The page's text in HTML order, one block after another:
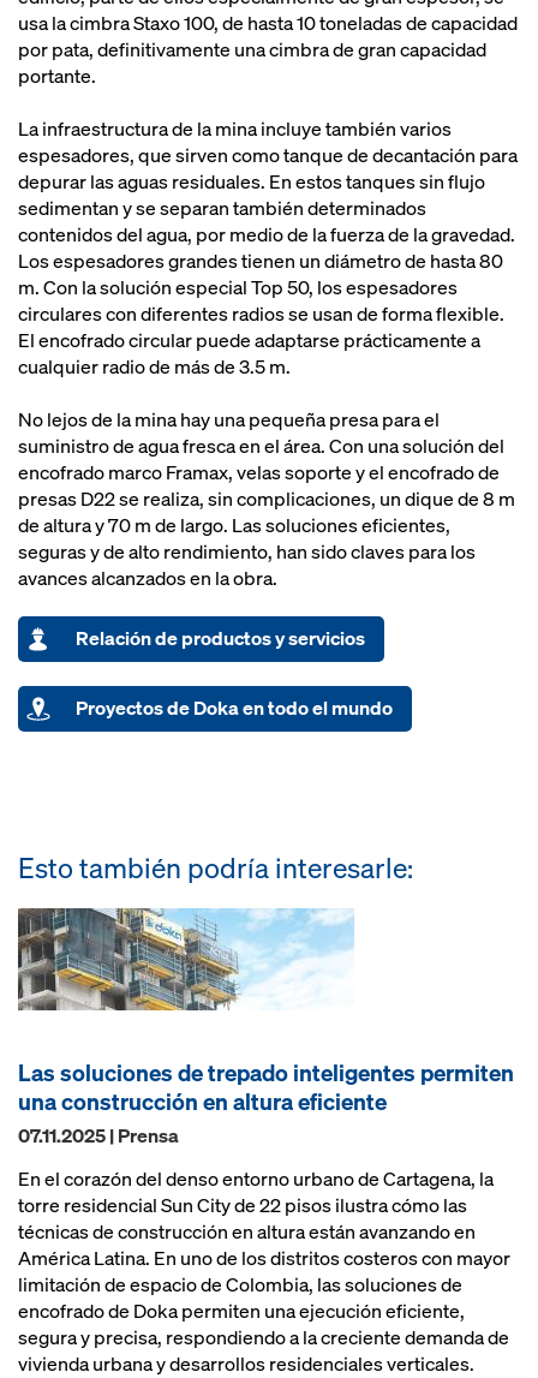
usa la cimbra Staxo 100, de hasta 10 toneladas de capacidad
por pata, definitivamente una cimbra de gran capacidad
portante.
La infraestructura de la mina incluye también varios
espesadores, que sirven como tanque de decantación para
depurar las aguas residuales. En estos tanques sin flujo
sedimentan y se separan también determinados
contenidos del agua, por medio de la fuerza de la gravedad.
Los espesadores grandes tienen un diámetro de hasta 80
m. Con la solución especial Top 50, los espesadores
circulares con diferentes radios se usan de forma flexible.
El encofrado circular puede adaptarse prácticamente a
cualquier radio de más de 3.5 m.
No lejos de la mina hay una pequeña presa para el
suministro de agua fresca en el área. Con una solución del
encofrado marco Framax, velas soporte y el encofrado de
presas D22 se realiza, sin complicaciones, un dique de 8 m
de altura y 70 m de largo. Las soluciones eficientes,
seguras y de alto rendimiento, han sido claves para los
avances alcanzados en la obra.
Relación de productos y servicios
Proyectos de Doka en todo el mundo
Esto también podría interesarle:
Las soluciones de trepado inteligentes permiten
una construcción en altura eficiente
07.11.2025 | Prensa
En el corazón del denso entorno urbano de Cartagena, la
torre residencial Sun City de 22 pisos ilustra cómo las
técnicas de construcción en altura están avanzando en
América Latina. En uno de los distritos costeros con mayor
limitación de espacio de Colombia, las soluciones de
encofrado de Doka permiten una ejecución eficiente,
segura y precisa, respondiendo a la creciente demanda de
vivienda urbana y desarrollos residenciales verticales.